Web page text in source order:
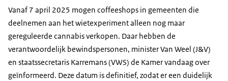
Vanaf 7 april 2025 mogen coffeeshops in gemeenten die
deelnemen aan het wietexperiment alleen nog maar
gereguleerde cannabis verkopen. Daar hebben de
verantwoordelijk bewindspersonen, minister Van Weel (J&V)
en staatssecretaris Karremans (VWS) de Kamer vandaag over
geïnformeerd. Deze datum is definitief, zodat er een duidelijk